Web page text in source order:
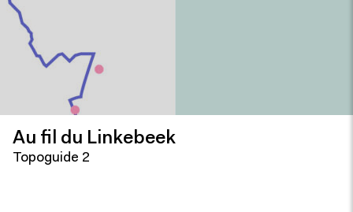
Au fil du Linkebeek
Topoguide 2